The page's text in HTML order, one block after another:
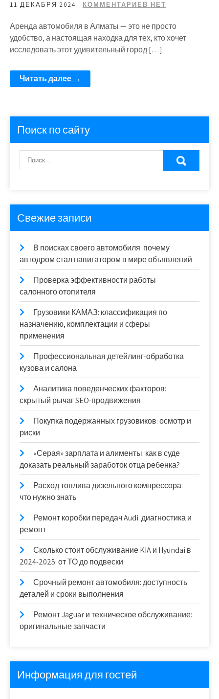
11 ДЕКАБРЯ 2024 КОММЕНТАРИЕВ НЕТ
Аренда автомобиля в Алматы — это не просто
удобство, а настоящая находка для тех, кто хочет
исследовать этот удивительный город […]
Читать далее →
Поиск по сайту
Свежие записи
В поисках своего автомобиля: почему
автодром стал навигатором в мире объявлений
Проверка эффективности работы
салонного отопителя
Грузовики КАМАЗ: классификация по
назначению, комплектации и сферы
применения
Профессиональная детейлинг-обработка
кузова и салона
Аналитика поведенческих факторов:
скрытый рычаг SEO-продвижения
Покупка подержанных грузовиков: осмотр и
риски
«Серая» зарплата и алименты: как в суде
доказать реальный заработок отца ребенка?
Расход топлива дизельного компрессора:
что нужно знать
Ремонт коробки передач Audi: диагностика и
ремонт
Сколько стоит обслуживание KIA и Hyundai в
2024-2025: от ТО до подвески
Срочный ремонт автомобиля: доступность
деталей и сроки выполнения
Ремонт Jaguar и техническое обслуживание:
оригинальные запчасти
Информация для гостей